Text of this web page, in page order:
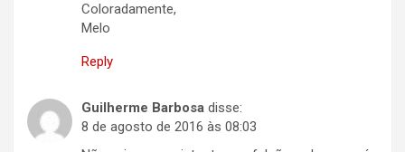
Coloradamente,
Melo
Reply
Guilherme Barbosa disse:
8 de agosto de 2016 às 08:03